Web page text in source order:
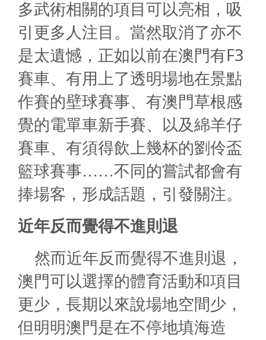
多武術相關的項目可以亮相，吸
引更多人注目。當然取消了亦不
是太遺憾，正如以前在澳門有F3
賽車、有用上了透明場地在景點
作賽的壁球賽事、有澳門草根感
覺的電單車新手賽、以及綿羊仔
賽車、有須得飲上幾杯的劉伶盃
籃球賽事……不同的嘗試都會有
捧場客，形成話題，引發關注。
近年反而覺得不進則退
然而近年反而覺得不進則退，
澳門可以選擇的體育活動和項目
更少，長期以來說場地空間少，
但明明澳門是在不停地填海造